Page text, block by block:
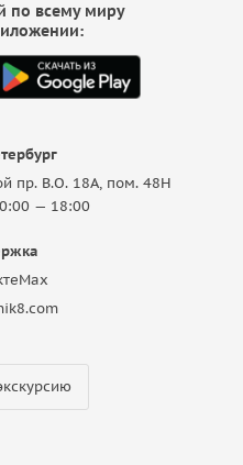
пр. В.О. 18A, пом. 48Н
— 18:00
Max
по всему миру